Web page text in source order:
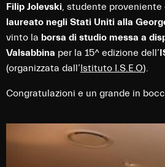
Filip Jolevski , studente
laureato negli Stati Uniti alla
vinto la borsa di studio messa a
Valsabbina per la 15^ edizione dell’
(organizzata dall’Istituto I.S.E.O).
Congratulazioni e un grande in